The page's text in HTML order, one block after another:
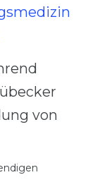
von